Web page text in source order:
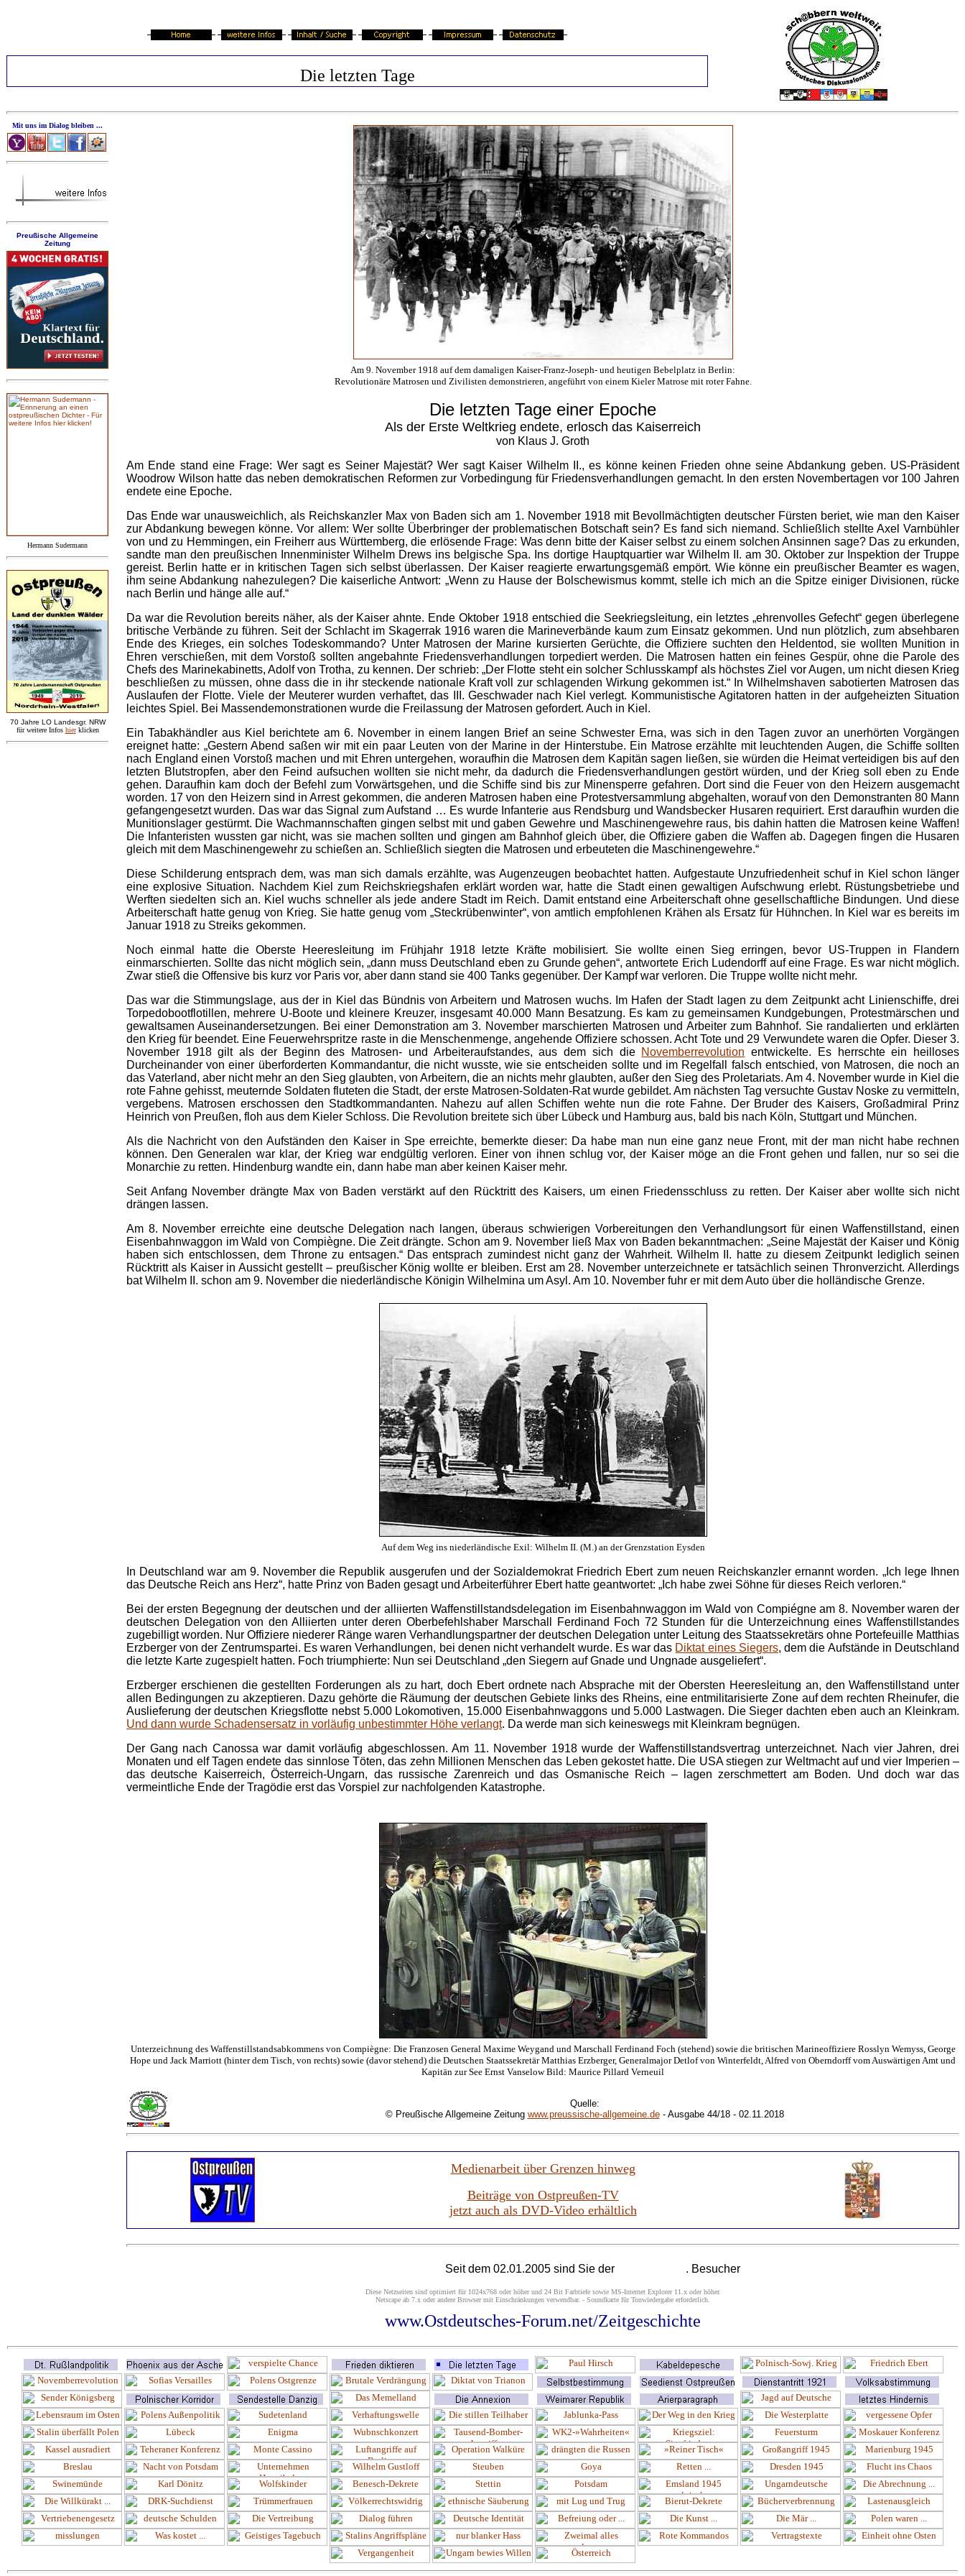
Die letzten Tage
Mit uns im Dialog bleiben ...
Preußische Allgemeine
Zeitung
Hermann Sudermann
70 Jahre LO Landesgr. NRW
für weitere Infos hier klicken
Am 9. November 1918 auf dem damaligen Kaiser-Franz-Joseph- und heutigen Bebelplatz in Berlin:
Revolutionäre Matrosen und Zivilisten demonstrieren, angeführt von einem Kieler Matrose mit roter Fahne.
Die letzten Tage einer Epoche
Als der Erste Weltkrieg endete, erlosch das Kaiserreich
von Klaus J. Groth
Am Ende stand eine Frage: Wer sagt es Seiner Majestät? Wer sagt Kaiser Wilhelm II., es könne keinen Frieden ohne seine Abdankung geben. US-Präsident
Woodrow Wilson hatte das neben demokratischen Reformen zur Vorbedingung für Friedensverhandlungen gemacht. In den ersten Novembertagen vor 100 Jahren
endete eine Epoche.
Das Ende war unausweichlich, als Reichskanzler Max von Baden sich am 1. November 1918 mit Bevollmächtigten deutscher Fürsten beriet, wie man den Kaiser
zur Abdankung bewegen könne. Vor allem: Wer sollte Überbringer der problematischen Botschaft sein? Es fand sich niemand. Schließlich stellte Axel Varnbühler
von und zu Hemmingen, ein Freiherr aus Württemberg, die erlösende Frage: Was denn bitte der Kaiser selbst zu einem solchen Ansinnen sage? Das zu erkunden,
sandte man den preußischen Innenminister Wilhelm Drews ins belgische Spa. Ins dortige Hauptquartier war Wilhelm II. am 30. Oktober zur Inspektion der Truppe
gereist. Berlin hatte er in kritischen Tagen sich selbst überlassen. Der Kaiser reagierte erwartungsgemäß empört. Wie könne ein preußischer Beamter es wagen,
ihm seine Abdankung nahezulegen? Die kaiserliche Antwort: „Wenn zu Hause der Bolschewismus kommt, stelle ich mich an die Spitze einiger Divisionen, rücke
nach Berlin und hänge alle auf.“
Da war die Revolution bereits näher, als der Kaiser ahnte. Ende Oktober 1918 entschied die Seekriegsleitung, ein letztes „ehrenvolles Gefecht“ gegen überlegene
britische Verbände zu führen. Seit der Schlacht im Skagerrak 1916 waren die Marineverbände kaum zum Einsatz gekommen. Und nun plötzlich, zum absehbaren
Ende des Krieges, ein solches Todeskommando? Unter Matrosen der Marine kursierten Gerüchte, die Offiziere suchten den Heldentod, sie wollten Munition in
Ehren verschießen, mit dem Vorstoß sollten angebahnte Friedensverhandlungen torpediert werden. Die Matrosen hatten ein feines Gespür, ohne die Parole des
Chefs des Marinekabinetts, Adolf von Trotha, zu kennen. Der schrieb: „Der Flotte steht ein solcher Schlusskampf als höchstes Ziel vor Augen, um nicht diesen Krieg
beschließen zu müssen, ohne dass die in ihr steckende nationale Kraft voll zur schlagenden Wirkung gekommen ist.“ In Wilhelmshaven sabotierten Matrosen das
Auslaufen der Flotte. Viele der Meuterer wurden verhaftet, das III. Geschwader nach Kiel verlegt. Kommunistische Agitatoren hatten in der aufgeheizten Situation
leichtes Spiel. Bei Massendemonstrationen wurde die Freilassung der Matrosen gefordert. Auch in Kiel.
Ein Tabakhändler aus Kiel berichtete am 6. November in einem langen Brief an seine Schwester Erna, was sich in den Tagen zuvor an unerhörten Vorgängen
ereignet hatte: „Gestern Abend saßen wir mit ein paar Leuten von der Marine in der Hinterstube. Ein Matrose erzählte mit leuchtenden Augen, die Schiffe sollten
nach England einen Vorstoß machen und mit Ehren untergehen, woraufhin die Matrosen dem Kapitän sagen ließen, sie würden die Heimat verteidigen bis auf den
letzten Blutstropfen, aber den Feind aufsuchen wollten sie nicht mehr, da dadurch die Friedensverhandlungen gestört würden, und der Krieg soll eben zu Ende
gehen. Daraufhin kam doch der Befehl zum Vorwärtsgehen, und die Schiffe sind bis zur Minensperre gefahren. Dort sind die Feuer von den Heizern ausgemacht
worden. 17 von den Heizern sind in Arrest gekommen, die anderen Matrosen haben eine Protestversammlung abgehalten, worauf von den Demonstranten 80 Mann
gefangengesetzt wurden. Das war das Signal zum Aufstand … Es wurde Infanterie aus Rendsburg und Wandsbecker Husaren requiriert. Erst daraufhin wurden die
Munitionslager gestürmt. Die Wachmannschaften gingen selbst mit und gaben Gewehre und Maschinengewehre raus, bis dahin hatten die Matrosen keine Waffen!
Die Infanteristen wussten gar nicht, was sie machen sollten und gingen am Bahnhof gleich über, die Offiziere gaben die Waffen ab. Dagegen fingen die Husaren
gleich mit dem Maschinengewehr zu schießen an. Schließlich siegten die Matrosen und erbeuteten die Maschinengewehre.“
Diese Schilderung entsprach dem, was man sich damals erzählte, was Augenzeugen beobachtet hatten. Aufgestaute Unzufriedenheit schuf in Kiel schon länger
eine explosive Situation. Nachdem Kiel zum Reichskriegshafen erklärt worden war, hatte die Stadt einen gewaltigen Aufschwung erlebt. Rüstungsbetriebe und
Werften siedelten sich an. Kiel wuchs schneller als jede andere Stadt im Reich. Damit entstand eine Arbeiterschaft ohne gesellschaftliche Bindungen. Und diese
Arbeiterschaft hatte genug von Krieg. Sie hatte genug vom „Steckrübenwinter“, von amtlich empfohlenen Krähen als Ersatz für Hühnchen. In Kiel war es bereits im
Januar 1918 zu Streiks gekommen.
Noch einmal hatte die Oberste Heeresleitung im Frühjahr 1918 letzte Kräfte mobilisiert. Sie wollte einen Sieg erringen, bevor US-Truppen in Flandern
einmarschierten. Sollte das nicht möglich sein, „dann muss Deutschland eben zu Grunde gehen“, antwortete Erich Ludendorff auf eine Frage. Es war nicht möglich.
Zwar stieß die Offensive bis kurz vor Paris vor, aber dann stand sie 400 Tanks gegenüber. Der Kampf war verloren. Die Truppe wollte nicht mehr.
Das war die Stimmungslage, aus der in Kiel das Bündnis von Arbeitern und Matrosen wuchs. Im Hafen der Stadt lagen zu dem Zeitpunkt acht Linienschiffe, drei
Torpedobootflotillen, mehrere U-Boote und kleinere Kreuzer, insgesamt 40.000 Mann Besatzung. Es kam zu gemeinsamen Kundgebungen, Protestmärschen und
gewaltsamen Auseinandersetzungen. Bei einer Demonstration am 3. November marschierten Matrosen und Arbeiter zum Bahnhof. Sie randalierten und erklärten
den Krieg für beendet. Eine Feuerwehrspritze raste in die Menschenmenge, angehende Offiziere schossen. Acht Tote und 29 Verwundete waren die Opfer. Dieser 3.
November 1918 gilt als der Beginn des Matrosen- und Arbeiteraufstandes, aus dem sich die Novemberrevolution entwickelte. Es herrschte ein heilloses
Durcheinander von einer überforderten Kommandantur, die nicht wusste, wie sie entscheiden sollte und im Regelfall falsch entschied, von Matrosen, die noch an
das Vaterland, aber nicht mehr an den Sieg glaubten, von Arbeitern, die an nichts mehr glaubten, außer den Sieg des Proletariats. Am 4. November wurde in Kiel die
rote Fahne gehisst, meuternde Soldaten fluteten die Stadt, der erste Matrosen-Soldaten-Rat wurde gebildet. Am nächsten Tag versuchte Gustav Noske zu vermitteln,
vergebens. Matrosen erschossen den Stadtkommandanten. Nahezu auf allen Schiffen wehte nun die rote Fahne. Der Bruder des Kaisers, Großadmiral Prinz
Heinrich von Preußen, floh aus dem Kieler Schloss. Die Revolution breitete sich über Lübeck und Hamburg aus, bald bis nach Köln, Stuttgart und München.
Als die Nachricht von den Aufständen den Kaiser in Spe erreichte, bemerkte dieser: Da habe man nun eine ganz neue Front, mit der man nicht habe rechnen
können. Den Generalen war klar, der Krieg war endgültig verloren. Einer von ihnen schlug vor, der Kaiser möge an die Front gehen und fallen, nur so sei die
Monarchie zu retten. Hindenburg wandte ein, dann habe man aber keinen Kaiser mehr.
Seit Anfang November drängte Max von Baden verstärkt auf den Rücktritt des Kaisers, um einen Friedensschluss zu retten. Der Kaiser aber wollte sich nicht
drängen lassen.
Am 8. November erreichte eine deutsche Delegation nach langen, überaus schwierigen Vorbereitungen den Verhandlungsort für einen Waffenstillstand, einen
Eisenbahnwaggon im Wald von Compiègne. Die Zeit drängte. Schon am 9. November ließ Max von Baden bekanntmachen: „Seine Majestät der Kaiser und König
haben sich entschlossen, dem Throne zu entsagen.“ Das entsprach zumindest nicht ganz der Wahrheit. Wilhelm II. hatte zu diesem Zeitpunkt lediglich seinen
Rücktritt als Kaiser in Aussicht gestellt – preußischer König wollte er bleiben. Erst am 28. November unterzeichnete er tatsächlich seinen Thronverzicht. Allerdings
bat Wilhelm II. schon am 9. November die niederländische Königin Wilhelmina um Asyl. Am 10. November fuhr er mit dem Auto über die holländische Grenze.
Auf dem Weg ins niederländische Exil: Wilhelm II. (M.) an der Grenzstation Eysden
In Deutschland war am 9. November die Republik ausgerufen und der Sozialdemokrat Friedrich Ebert zum neuen Reichskanzler ernannt worden. „Ich lege Ihnen
das Deutsche Reich ans Herz“, hatte Prinz von Baden gesagt und Arbeiterführer Ebert hatte geantwortet: „Ich habe zwei Söhne für dieses Reich verloren.“
Bei der ersten Begegnung der deutschen und der alliierten Waffenstillstandsdelegation im Eisenbahnwaggon im Wald von Compiégne am 8. November waren der
deutschen Delegation von den Alliierten unter deren Oberbefehlshaber Marschall Ferdinand Foch 72 Stunden für die Unterzeichnung eines Waffenstillstandes
zugebilligt worden. Nur Offiziere niederer Ränge waren Verhandlungspartner der deutschen Delegation unter Leitung des Staatssekretärs ohne Portefeuille Matthias
Erzberger von der Zentrumspartei. Es waren Verhandlungen, bei denen nicht verhandelt wurde. Es war das Diktat eines Siegers, dem die Aufstände in Deutschland
die letzte Karte zugespielt hatten. Foch triumphierte: Nun sei Deutschland „den Siegern auf Gnade und Ungnade ausgeliefert“.
Erzberger erschienen die gestellten Forderungen als zu hart, doch Ebert ordnete nach Absprache mit der Obersten Heeresleitung an, den Waffenstillstand unter
allen Bedingungen zu akzeptieren. Dazu gehörte die Räumung der deutschen Gebiete links des Rheins, eine entmilitarisierte Zone auf dem rechten Rheinufer, die
Auslieferung der deutschen Kriegsflotte nebst 5.000 Lokomotiven, 15.000 Eisenbahnwaggons und 5.000 Lastwagen. Die Sieger dachten eben auch an Kleinkram.
Und dann wurde Schadensersatz in vorläufig unbestimmter Höhe verlangt. Da werde man sich keineswegs mit Kleinkram begnügen.
Der Gang nach Canossa war damit vorläufig abgeschlossen. Am 11. November 1918 wurde der Waffenstillstandsvertrag unterzeichnet. Nach vier Jahren, drei
Monaten und elf Tagen endete das sinnlose Töten, das zehn Millionen Menschen das Leben gekostet hatte. Die USA stiegen zur Weltmacht auf und vier Imperien –
das deutsche Kaiserreich, Österreich-Ungarn, das russische Zarenreich und das Osmanische Reich – lagen zerschmettert am Boden. Und doch war das
vermeintliche Ende der Tragödie erst das Vorspiel zur nachfolgenden Katastrophe.
Unterzeichnung des Waffenstillstandsabkommens von Compiègne: Die Franzosen General Maxime Weygand und Marschall Ferdinand Foch (stehend) sowie die britischen Marineoffiziere Rosslyn Wemyss, George
Hope und Jack Marriott (hinter dem Tisch, von rechts) sowie (davor stehend) die Deutschen Staatssekretär Matthias Erzberger, Generalmajor Detlof von Winterfeldt, Alfred von Oberndorff vom Auswärtigen Amt und
Kapitän zur See Ernst Vanselow Bild: Maurice Pillard Verneuil
Quelle:
© Preußische Allgemeine Zeitung www.preussische-allgemeine.de- Ausgabe 44/18 - 02.11.2018
Medienarbeit über Grenzen hinweg
Beiträge von Ostpreußen-TV
jetzt auch als DVD-Video erhältlich
Seit dem 02.01.2005 sind Sie der . Besucher
Diese Netzseiten sind optimiert für 1024x768 oder höher und 24 Bit Farbtiefe sowie MS-Internet Explorer 11.x oder höher.
Netscape ab 7.x oder andere Browser mit Einschränkungen verwendbar. - Soundkarte für Tonwiedergabe erforderlich.
www.Ostdeutsches-Forum.net/Zeitgeschichte